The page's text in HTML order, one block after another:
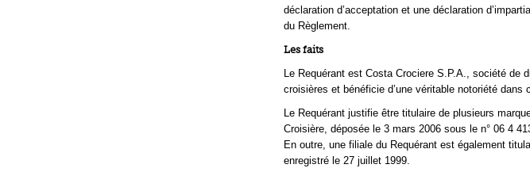
déclaration d’acceptation et une déclaration
du Règlement.
Les faits
Le Requérant est Costa Crociere S.P.A., société de
croisières et bénéficie d’une véritable notoriété dans
Le Requérant justifie être titulaire de plusieurs
Croisière, déposée le 3 mars 2006 sous le n° 06 4
En outre, une filiale du Requérant est également
enregistré le 27 juillet 1999.